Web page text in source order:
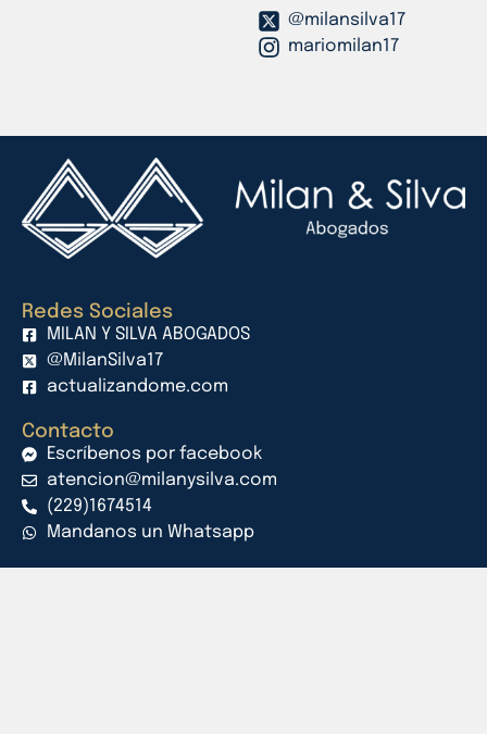
@milansilva17
mariomilan17
Redes Sociales
MILAN Y SILVA ABOGADOS
@MilanSilva17
actualizandome.com
Contacto
Escríbenos por facebook
atencion@milanysilva.com
(229)1674514
Mandanos un Whatsapp